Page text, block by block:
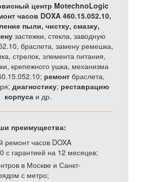
центр MotechnoLogic
часов DOXA 460.15.052.10,
пыли, чистку, смазку,
застежки, стекла, заводную
браслета, замену ремешка,
стрелок, элемента питания,
крепежного ушка, механизма
ремонтбраслета,
диагностику; реставрацию
корпусаи др.
преимущества:
ремонт часов DOXA
с гарантией на 12 месяцев;
в Москве и Санкт-
с метро;